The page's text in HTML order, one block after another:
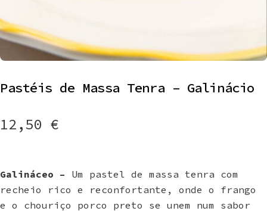
Pastéis de Massa Tenra – Galinácio
12,50 €
Galináceo – Um pastel de massa tenra com
recheio rico e reconfortante, onde o frango
e o chouriço porco preto se unem num sabor